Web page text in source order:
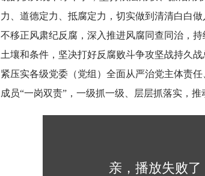
力、道德定力、抵腐定力，切实做到清清白白
不移正风肃纪反腐，深入推进风腐同查同治，
土壤和条件，坚决打好反腐败斗争攻坚战持久
紧压实各级党委（党组）全面从严治党主体责
成员“一岗双责”，一级抓一级、层层抓落实，
亲，播放失败了